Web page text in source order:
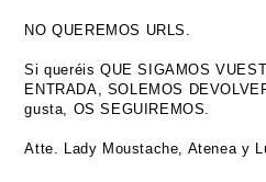
NO QUEREMOS URLS.
Si queréis QUE SIGAMOS
ENTRADA, SOLEMOS
gusta, OS SEGUIREMOS.
Atte. Lady Moustache, Atenea y